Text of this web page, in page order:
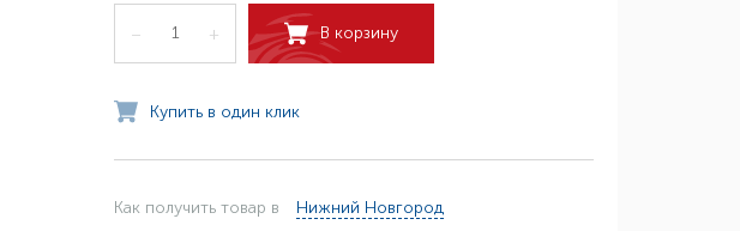
– + В корзину
Купить в один клик
Как получить товар в Нижний Новгород